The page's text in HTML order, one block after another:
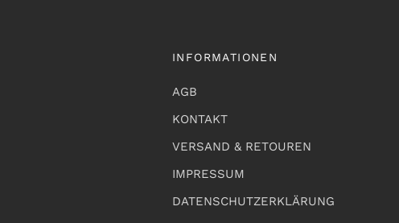
INFORMATIONEN
AGB
KONTAKT
VERSAND & RETOUREN
IMPRESSUM
DATENSCHUTZERKLÄRUNG